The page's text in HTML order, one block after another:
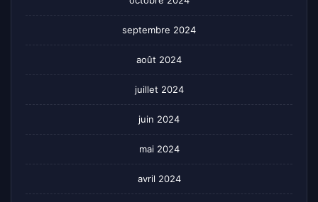
septembre 2024
août 2024
juillet 2024
juin 2024
mai 2024
avril 2024